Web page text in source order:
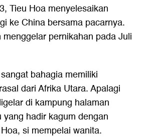
Tieu Hoa menyelesaikan
ke China bersama pacarnya.
pernikahan pada Juli
bahagia memiliki
dari Afrika Utara. Apalagi
di kampung halaman
hadir kagum dengan
si mempelai wanita.